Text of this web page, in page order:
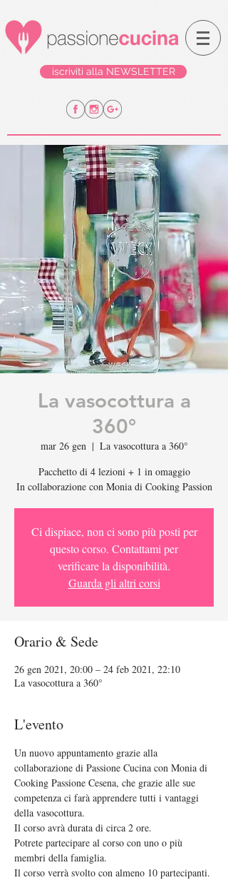
iscriviti alla NEWSLETTER
La vasocottura a
360°
mar 26 gen
  |
La vasocottura a 360°
Pacchetto di 4 lezioni + 1 in omaggio
In collaborazione con Monia di Cooking Passion
Ci dispiace, non ci sono più posti per
questo corso. Contattami per
verificare la disponibilità.
Guarda gli altri corsi
Orario & Sede
26 gen 2021, 20:00 – 24 feb 2021, 22:10
La vasocottura a 360°
L'evento
Un nuovo appuntamento grazie alla
collaborazione di Passione Cucina con Monia di
Cooking Passione Cesena, che grazie alle sue
competenza ci farà apprendere tutti i vantaggi
della vasocottura.
Il corso avrà durata di circa 2 ore.
Potrete partecipare al corso con uno o più
membri della famiglia.
Il corso verrà svolto con almeno 10 partecipanti.